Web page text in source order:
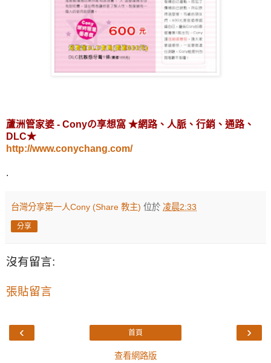
蘆洲管家婆 - Conyの享想窩 ★網路、人脈、行銷、通路、
DLC★
http://www.conychang.com/
.
台灣分享第一人Cony (Share 教主) 位於 凌晨2:33
分享
沒有留言:
張貼留言
‹ ›
首頁
查看網路版